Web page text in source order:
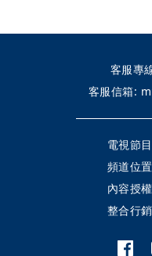
客服專
客服信箱:
電視節
頻道位置
內容授權
整合行銷